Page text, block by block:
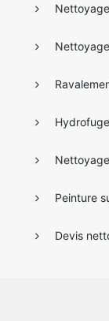
Peinture
Devis